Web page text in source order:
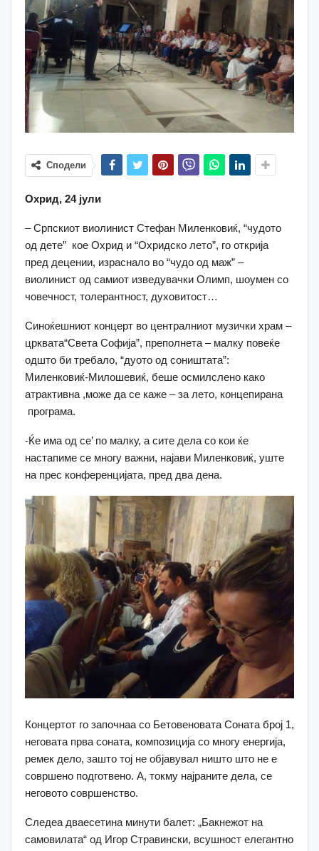
Сподели
Охрид, 24 јули
– Српскиот виолинист Стефан Миленковиќ, “чудото
од дете” кое Охрид и “Охридско лето”, го открија
пред децении, израснало во “чудо од маж” –
виолинист од самиот изведувачки Олимп, шоумен со
човечност, толерантност, духовитост…
Синоќешниот концерт во централниот музички храм –
црквата“Света Софија”, преполнета – малку повеќе
одшто би требало, “дуото од соништата”:
Миленковиќ-Милошевиќ, беше осмилслено како
атрактивна ,може да се каже – за лето, концепирана
програма.
-Ќе има од се’ по малку, а сите дела со кои ќе
настапиме се многу важни, најави Миленковиќ, уште
на прес конференцијата, пред два дена.
Концертот го започнаа со Бетовеновата Соната број 1,
неговата прва соната, композиција со многу енергија,
ремек дело, зашто тој не објавувал ништо што не е
совршено подготвено. А, токму најраните дела, се
неговото совршенство.
Следеа дваесетина минути балет: „Бакнежот на
самовилата“ од Игор Стравински, всушност елегантно